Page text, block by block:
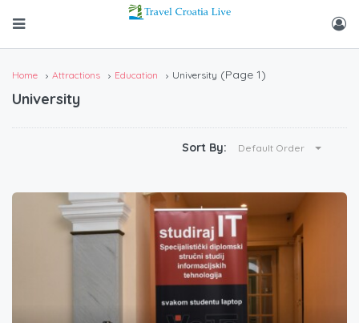
Home Attractions Education University (Page 1)
University
Sort By: Default Order